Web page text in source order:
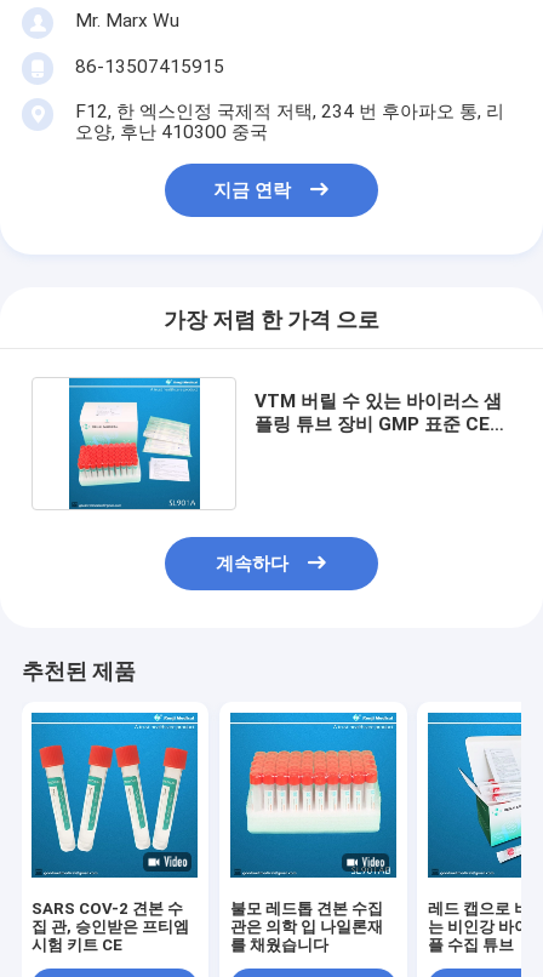
Mr. Marx Wu
86-13507415915
F12, 한 엑스인정 국제적 저택, 234 번 후아파오 통, 리
오양, 후난 410300 중국
지금 연락
가장 저렴 한 가격 으로
VTM 버릴 수 있는 바이러스 샘
플링 튜브 장비 GMP 표준 CE는
계속하다
추천된 제품
SARS COV-2 견본 수
집 관, 승인받은 프티엠
시험 키트 CE
불모 레드톱 견본 수집
관은 의학 입 나일론재
를 채웠습니다
레드 캡으로 버
는 비인강 바이
플 수집 튜브